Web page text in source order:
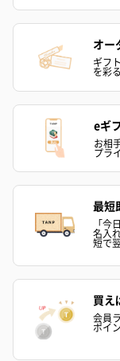
生花のブーケを同梱
※9-15時にご注文い
も1日遅くなります。
シーズンブーケ（ひ
わり）（1,880円）
ドライフラワー
自然のお花で作っ
梱します。
オー
ギフ
を彩
eギ
お相
プラ
最短
「今
名入
短で
買え
会員
ポイ